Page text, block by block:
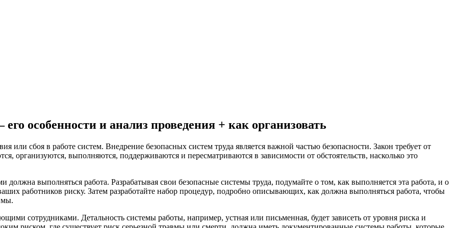
особенности и анализ проведения + как организовать
или сбоя в работе систем. Внедрение безопасных систем труда является важной частью безопасности. Закон требует от
организуются, выполняются, поддерживаются и пересматриваются в зависимости от обстоятельств, насколько это
должна выполняться работа. Разрабатывая свои безопасные системы труда, подумайте о том, как выполняется эта работа, и о
работников риску. Затем разработайте набор процедур, подробно описывающих, как должна выполняться работа, чтобы
сотрудниками. Детальность системы работы, например, устная или письменная, будет зависеть от уровня риска и